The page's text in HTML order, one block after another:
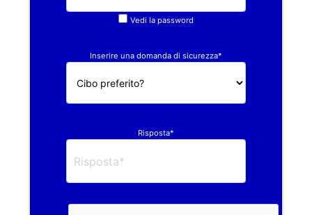
Vedi la password
Inserire una domanda di sicurezza*
Risposta*